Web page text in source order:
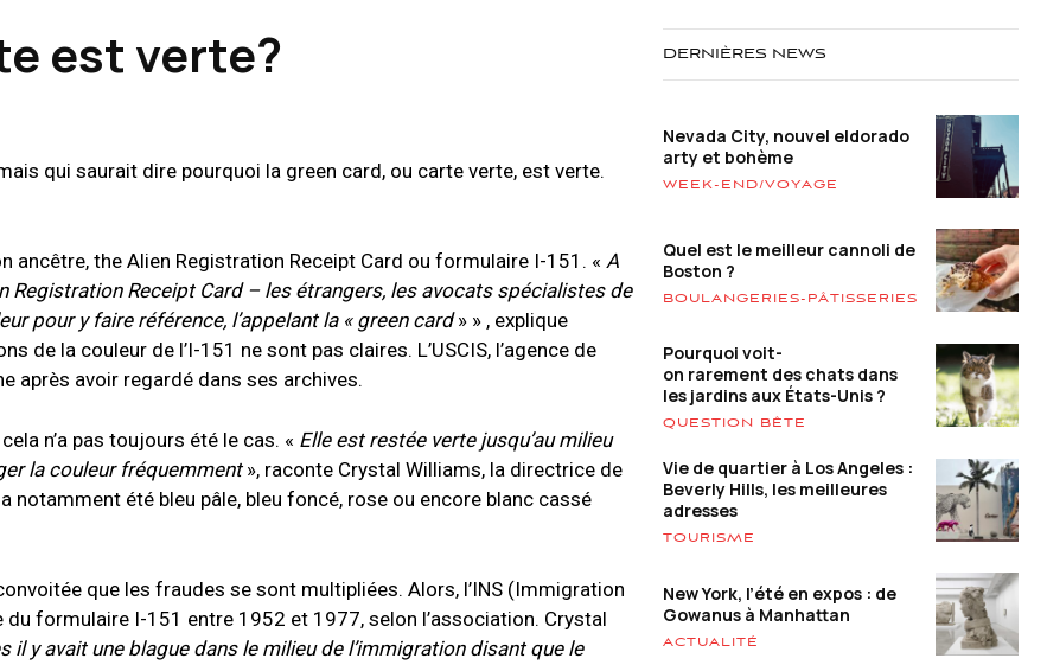
est verte?
qui saurait dire pourquoi la green card, ou carte verte, est verte.
ancêtre, the Alien Registration Receipt Card ou formulaire I-151. « A
Registration Receipt Card – les étrangers, les avocats spécialistes de
pour y faire référence, l’appelant la « green card » » , explique
de la couleur de l’I-151 ne sont pas claires. L’USCIS, l’agence de
après avoir regardé dans ses archives.
n’a pas toujours été le cas. « Elle est restée verte jusqu’au milieu
la couleur fréquemment», raconte Crystal Williams, la directrice de
notamment été bleu pâle, bleu foncé, rose ou encore blanc cassé
que les fraudes se sont multipliées. Alors, l’INS (Immigration
formulaire I-151 entre 1952 et 1977, selon l’association. Crystal
il y avait une blague dans le milieu de l’immigration disant que le
DERNIÈRES NEWS
Nevada City, nouvel eldorado
arty et bohème
WEEK-END/VOYAGE
Quel est le meilleur cannoli de
Boston ?
BOULANGERIES-PÂTISSERIES
Pourquoi voit-
on rarement des chats dans
les jardins aux États-Unis ?
QUESTION BÊTE
Vie de quartier à Los Angeles :
Beverly Hills, les meilleures
adresses
TOURISME
New York, l’été en expos : de
Gowanus à Manhattan
ACTUALITÉ